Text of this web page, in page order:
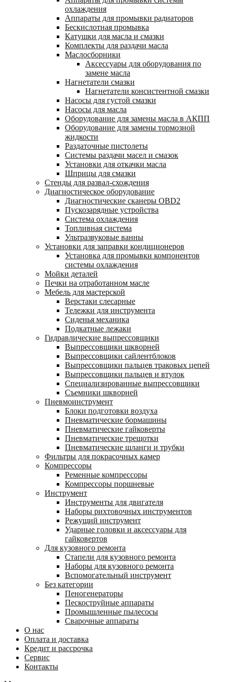
охлаждения
Аппараты для промывки радиаторов
Бескислотная промывка
Катушки для масла и смазки
Комплекты для раздачи масла
Маслосборники
Аксессуары для оборудования по
замене масла
Нагнетатели смазки
Нагнетатели консистентной смазки
Насосы для густой смазки
Насосы для масла
Оборудование для замены масла в АКПП
Оборудование для замены тормозной
жидкости
Раздаточные пистолеты
Системы раздачи масел и смазок
Установки для откачки масла
Шприцы для смазки
Стенды для развал-схождения
Диагностическое оборудование
Диагностические сканеры OBD2
Пускозарядные устройства
Система охлаждения
Топливная система
Ультразвуковые ванны
Установки для заправки кондиционеров
Установка для промывки компонентов
системы охлаждения
Мойки деталей
Печки на отработанном масле
Мебель для мастерской
Верстаки слесарные
Тележки для инструмента
Сиденья механика
Подкатные лежаки
Гидравлические выпрессовщики
Выпрессовщики шкворней
Выпрессовщики сайлентблоков
Выпрессовщики пальцев траковых цепей
Выпрессовщики пальцев и втулок
Специализированные выпрессовщики
Cъемники шкворней
Пневмоинструмент
Блоки подготовки воздуха
Пневматические бормашины
Пневматические гайковерты
Пневматические трещотки
Пневматические шланги и трубки
Фильтры для покрасочных камер
Компрессоры
Ременные компрессоры
Компрессоры поршневые
Инструмент
Инструменты для двигателя
Наборы рихтовочных инструментов
Режущий инструмент
Ударные головки и аксессуары для
гайковертов
Для кузовного ремонта
Стапели для кузовного ремонта
Наборы для кузовного ремонта
Вспомогательный инструмент
Без категории
Пеногенераторы
Пескоструйные аппараты
Промышленные пылесосы
Сварочные аппараты
О нас
Оплата и доставка
Кредит и рассрочка
Сервис
Контакты